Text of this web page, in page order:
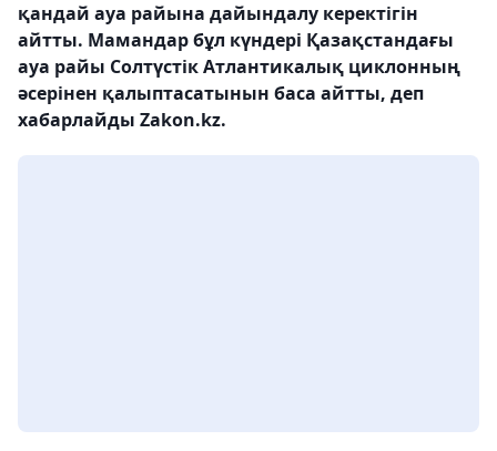
қандай ауа райына дайындалу керектігін
айтты. Мамандар бұл күндері Қазақстандағы
ауа райы Солтүстік Атлантикалық циклонның
әсерінен қалыптасатынын баса айтты, деп
хабарлайды Zakon.kz.